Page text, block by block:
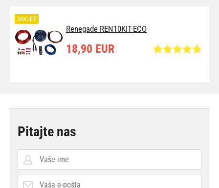
Renegade REN10KIT-ECO
SAVJET
18,90 EUR
Pitajte nas